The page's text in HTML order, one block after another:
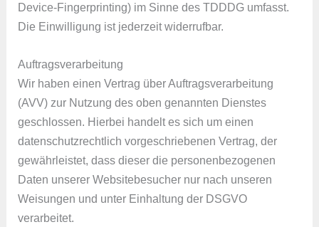
Device-Fingerprinting) im Sinne des TDDDG umfasst.
Die Einwilligung ist jederzeit widerrufbar.
Auftragsverarbeitung
Wir haben einen Vertrag über Auftragsverarbeitung
(AVV) zur Nutzung des oben genannten Dienstes
geschlossen. Hierbei handelt es sich um einen
datenschutzrechtlich vorgeschriebenen Vertrag, der
gewährleistet, dass dieser die personenbezogenen
Daten unserer Websitebesucher nur nach unseren
Weisungen und unter Einhaltung der DSGVO
verarbeitet.